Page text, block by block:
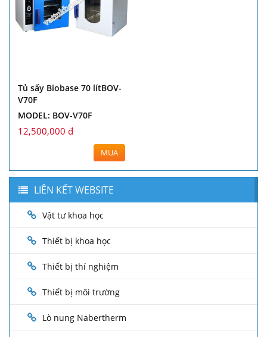
Tủ sấy Biobase 70 lítBOV-
V70F
MODEL: BOV-V70F
12,500,000 đ
MUA
LIÊN KẾT WEBSITE
Vật tư khoa học
Thiết bị khoa học
Thiết bị thí nghiệm
Thiết bị môi trường
Lò nung Nabertherm